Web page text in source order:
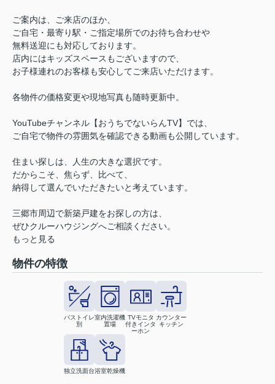
ご案内は、ご来店のほか、
ご自宅・最寄り駅・ご指定場所でのお待ち合わせや
無料送迎にも対応しております。
店内にはキッズスペースもございますので、
お子様連れのお客様も安心してご来店いただけます。
各物件の価格変更や現地写真も随時更新中。
YouTubeチャンネル【おうちでないらんTV】では、
ご自宅で物件の雰囲気を確認できる動画も公開しています。
住まい探しは、人生の大きな選択です。
だからこそ、焦らず、比べて、
納得して選んでいただきたいと考えています。
三郷市周辺で新築戸建をお探しの方は、
ぜひクルーハウジングへご相談ください。
もっと見る
物件の特徴
バストイレ
別
室内洗濯機
置場
TVモニタ
付きインタ
ーホン
カウンター
キッチン
独立洗面台浴室乾燥機